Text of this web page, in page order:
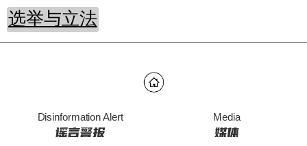
选举与立法
Disinformation Alert
谣言警报
Media
媒体